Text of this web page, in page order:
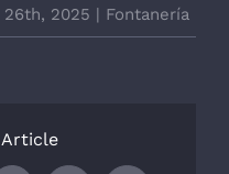
2025 | Fontanería
Article